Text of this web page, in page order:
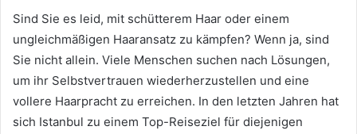
Sind Sie es leid, mit schütterem Haar oder einem
ungleichmäßigen Haaransatz zu kämpfen? Wenn ja, sind
Sie nicht allein. Viele Menschen suchen nach Lösungen,
um ihr Selbstvertrauen wiederherzustellen und eine
vollere Haarpracht zu erreichen. In den letzten Jahren hat
sich Istanbul zu einem Top-Reiseziel für diejenigen